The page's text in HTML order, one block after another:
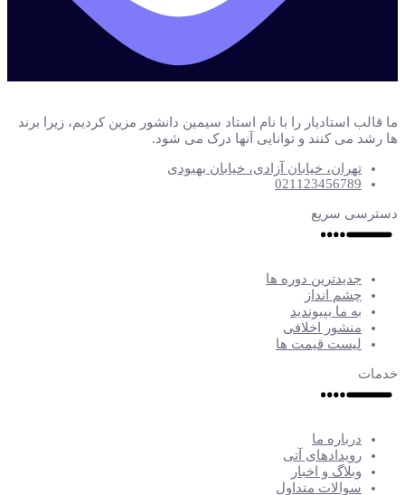
ما قالب استادیار را با نام استاد سیمین دانشور مزین کردیم، زیرا برند
ها رشد می کنند و توانایی آنها درک می شود.
تهران، خیابان آزادی، خیابان بهبودی
021123456789
دسترسی سریع
جدیدترین دوره ها
چشم انداز
به ما بپیوندید
منشور اخلافی
لیست قیمت ها
خدمات
درباره ما
رویدادهای آتی
وبلاگ و اخبار
سوالات متداول